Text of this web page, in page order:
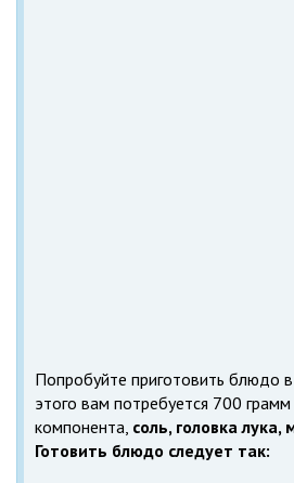
Попробуйте приготовить блюдо
этого вам потребуется 700
компонента, соль, головка
Готовить блюдо следует так: